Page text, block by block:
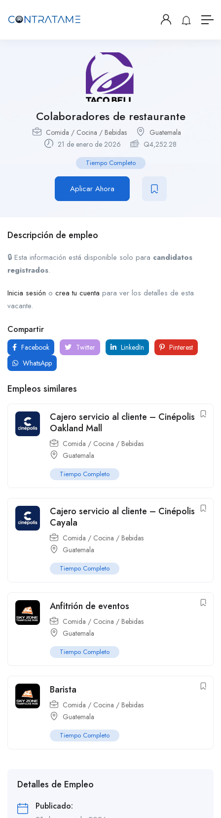
Colaboradores de restaurante
Comida / Cocina / Bebidas
Guatemala
21 de enero de 2026
Q4,252.28
Tiempo Completo
Aplicar Ahora
Descripción de empleo
🔒 Esta información está disponible solo para candidatos
registrados.
Inicia sesión o crea tu cuenta para ver los detalles de esta
vacante.
Compartir
Facebook Twitter LinkedIn
Pinterest
WhatsApp
Empleos similares
Cajero servicio al cliente – Cinépolis
Oakland Mall
Comida / Cocina / Bebidas
Guatemala
Tiempo Completo
Cajero servicio al cliente – Cinépolis
Cayala
Comida / Cocina / Bebidas
Guatemala
Tiempo Completo
Anfitrión de eventos
Comida / Cocina / Bebidas
Guatemala
Tiempo Completo
Barista
Comida / Cocina / Bebidas
Guatemala
Tiempo Completo
Detalles de Empleo
Publicado: